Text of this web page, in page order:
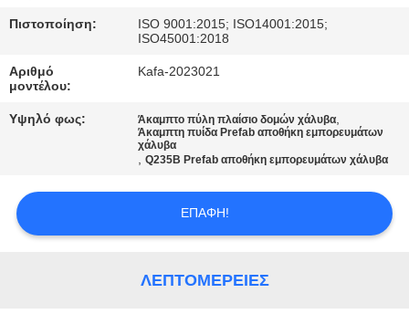
ΈΛΕΓΧΟΣ
ΠΟΙΌΤΗΤΑΣ
ΕΠΙΚΟΙΝΩΝΉΣΤΕ
ΜΑΖΊ
ΜΑΣ
Πιστοποίηση:
ISO 9001:2015; ISO14001:2015;
ISO45001:2018
Αριθμό
μοντέλου:
Kafa-2023021
Υψηλό φως: Άκαμπτο πύλη πλαίσιο δομών χάλυβα,
Άκαμπτη πυίδα Prefab αποθήκη εμπορευμάτων
χάλυβα
,Q235B Prefab αποθήκη εμπορευμάτων χάλυβα
ΕΠΑΦΉ!
ΛΕΠΤΟΜΈΡΕΙΕΣ